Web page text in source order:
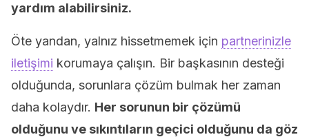
yardım alabilirsiniz.
Öte yandan, yalnız hissetmemek için partnerinizle
iletişimi korumaya çalışın. Bir başkasının desteği
olduğunda, sorunlara çözüm bulmak her zaman
daha kolaydır. Her sorunun bir çözümü
olduğunu ve sıkıntıların geçici olduğunu da göz